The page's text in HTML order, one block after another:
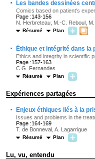
· Les bandes dessinées
Comics based on patient's
Page :143-156
N. Herbreteau, M.-C. Reboul,
Résumé Plan
· Éthique et intégrité dans la
Ethics and integrity in scientific
Page :157-163
C.G. Fernandes
Résumé Plan
Expériences partagées
· Enjeux éthiques liés à la
Issues and problems in the
Page :164-169
T. de Bonneval, A. Lagarrigue
Résumé Plan
Lu, vu, entendu